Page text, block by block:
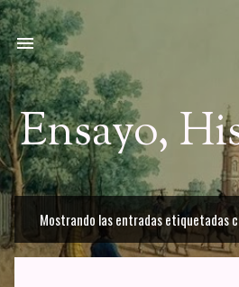
Ensayo,
n
Mostrando las entradas etiquetadas